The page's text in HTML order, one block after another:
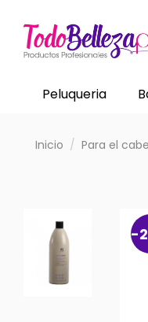
Peluqueria
Inicio Para el
-